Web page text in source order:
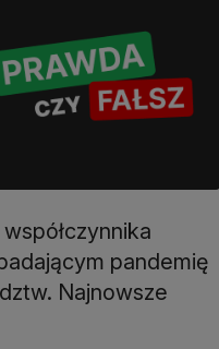
pandemię
Najnowsze